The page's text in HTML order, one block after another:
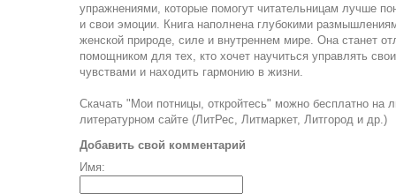
упражнениями, которые помогут читательницам лучше
и свои эмоции. Книга наполнена глубокими
женской природе, силе и внутреннем мире. Она станет
помощником для тех, кто хочет научиться управлять
чувствами и находить гармонию в жизни.
Скачать "Мои потницы, откройтесь" можно бесплатно на
литературном сайте (ЛитРес, Литмаркет, Литгород и др.)
Добавить свой комментарий
Имя: